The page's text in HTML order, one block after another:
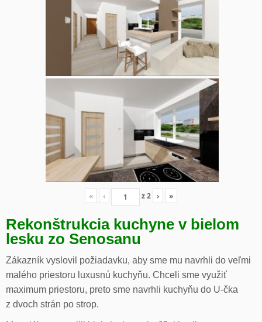
« ‹ z2 › »
Rekonštrukcia kuchyne v bielom
lesku zo Senosanu
Zákazník vyslovil požiadavku, aby sme mu navrhli do veľmi
malého priestoru luxusnú kuchyňu. Chceli sme využiť
maximum priestoru, preto sme navrhli kuchyňu do U-čka
z dvoch strán po strop.